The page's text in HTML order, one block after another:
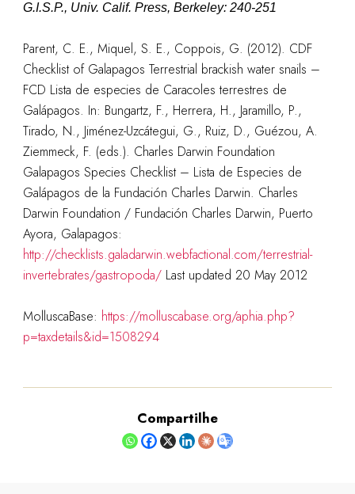
G.I.S.P., Univ. Calif. Press, Berkeley: 240-251
Parent, C. E., Miquel, S. E., Coppois, G. (2012). CDF
Checklist of Galapagos Terrestrial brackish water snails –
FCD Lista de especies de Caracoles terrestres de
Galápagos. In: Bungartz, F., Herrera, H., Jaramillo, P.,
Tirado, N., Jiménez-Uzcátegui, G., Ruiz, D., Guézou, A.
Ziemmeck, F. (eds.). Charles Darwin Foundation
Galapagos Species Checklist – Lista de Especies de
Galápagos de la Fundación Charles Darwin. Charles
Darwin Foundation / Fundación Charles Darwin, Puerto
Ayora, Galapagos:
http://checklists.galadarwin.webfactional.com/terrestrial-
invertebrates/gastropoda/Last updated 20 May 2012
MolluscaBase: https://molluscabase.org/aphia.php?
p=taxdetails&id=1508294
Compartilhe